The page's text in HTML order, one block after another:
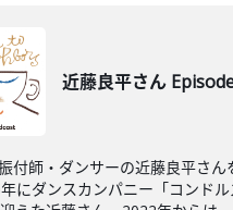
近藤良平さん
付師・ダンサーの近藤良平さん
にダンスカンパニー「コンド